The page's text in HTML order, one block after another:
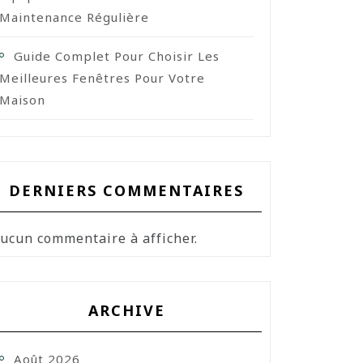
Maintenance Régulière
Guide Complet Pour Choisir Les
Meilleures Fenêtres Pour Votre
Maison
DERNIERS COMMENTAIRES
commentaire à afficher.
ARCHIVE
Août 2026